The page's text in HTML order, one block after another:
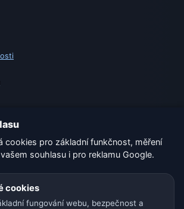
Naše weby o počasí:
🇭🇷 Chorvatsko 🇧🇬 Bulharsko
cookies pro základní funkčnost, měření
souhlasu i pro reklamu Google.
cookies
fungování webu, bezpečnost a